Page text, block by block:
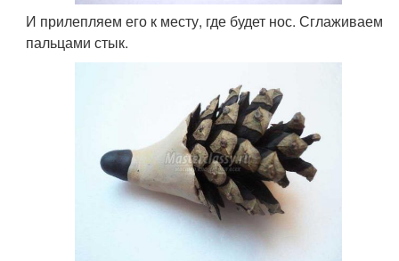
И прилепляем его к месту, где будет нос. Сглаживаем
пальцами стык.